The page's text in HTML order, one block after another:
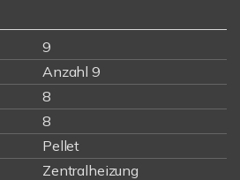
9
Anzahl 9
8
8
Pellet
Zentralheizung